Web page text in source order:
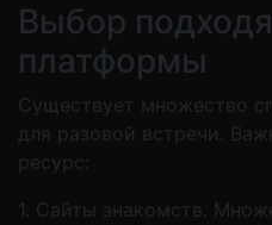
Выбор
платформы
Существует множество
для разовой встречи.
ресурс:
1. Сайты знакомств.